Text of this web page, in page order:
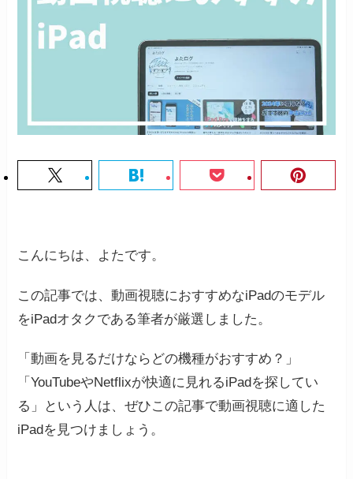
こんにちは、よたです。
この記事では、動画視聴におすすめなiPadのモデル
をiPadオタクである筆者が厳選しました。
「動画を見るだけならどの機種がおすすめ？」
「YouTubeやNetflixが快適に見れるiPadを探してい
る」という人は、ぜひこの記事で動画視聴に適した
iPadを見つけましょう。